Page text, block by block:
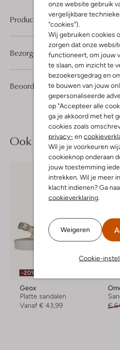
onze website gebruik
vergelijkbare
"cookies").
Wij gebruiken cookies
zorgen dat onze
functioneert, om jouw
te slaan, om inzicht te
bezoekersgedrag en
te bouwen van jouw
gepersonaliseerde
op "Accepteer alle
ga je akkoord met het
cookies zoals
privacy- en
Wil je je voorkeuren
cookieknop onderaan
jouw toestemming
intrekken. Wil je meer
klacht indienen? Ga
cookieverklaring
Weigeren
Cookie-
Product informatie
Beoordelingen (1) 1
5
Sterren
Bezorgen & retourneren
Ook iets voor jou?
-20%
Geox
Platte sandalen
Vanaf € 43,99
€